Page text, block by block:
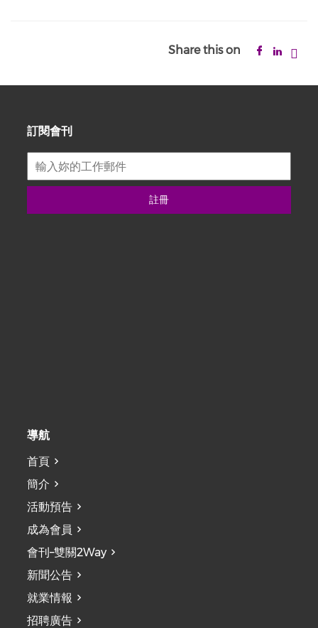
Share this on
訂閱會刊
註冊
導航
首頁
簡介
活動預告
成為會員
會刊–雙關2Way
新聞公告
就業情報
招聘廣告